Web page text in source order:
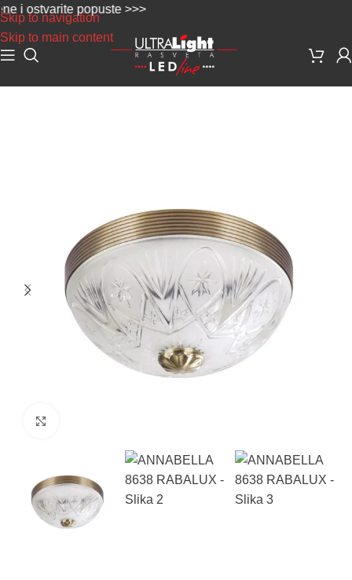
Skip to navigation
Skip to main content
popuste >>>